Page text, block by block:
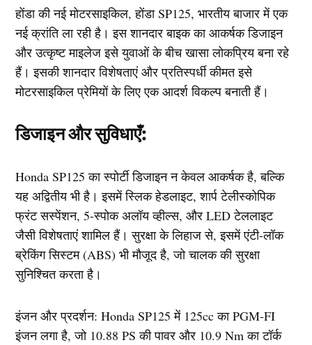
होंडा की नई मोटरसाइकिल, होंडा SP125, भारतीय बाजार में एक
नई क्रांति ला रही है। इस शानदार बाइक का आकर्षक डिजाइन
और उत्कृष्ट माइलेज इसे युवाओं के बीच खासा लोकप्रिय बना रहे
हैं। इसकी शानदार विशेषताएं और प्रतिस्पर्धी कीमत इसे
मोटरसाइकिल प्रेमियों के लिए एक आदर्श विकल्प बनाती हैं।
डिजाइन और सुविधाएँ:
Honda SP125 का स्पोर्टी डिजाइन न केवल आकर्षक है, बल्कि
यह अद्वितीय भी है। इसमें स्लिक हेडलाइट, शार्प टेलीस्कोपिक
फ्रंट सस्पेंशन, 5-स्पोक अलॉय व्हील्स, और LED टेललाइट
जैसी विशेषताएं शामिल हैं। सुरक्षा के लिहाज से, इसमें एंटी-लॉक
ब्रेकिंग सिस्टम (ABS) भी मौजूद है, जो चालक की सुरक्षा
सुनिश्चित करता है।
इंजन और प्रदर्शन: Honda SP125 में 125cc का PGM-FI
इंजन लगा है, जो 10.88 PS की पावर और 10.9 Nm का टॉर्क